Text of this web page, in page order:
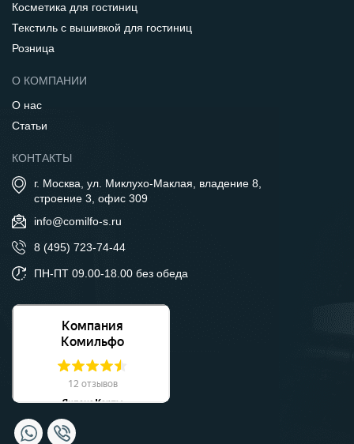
Косметика для гостиниц
Текстиль с вышивкой для гостиниц
Розница
О КОМПАНИИ
О нас
Статьи
КОНТАКТЫ
г. Москва, ул. Миклухо-Маклая, владение 8,
строение 3, офис 309
info@comilfo-s.ru
8 (495) 723-74-44
ПН-ПТ 09.00-18.00 без обеда